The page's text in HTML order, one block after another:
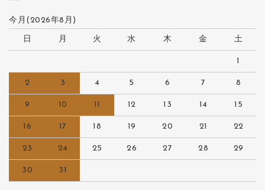
今月(2026年8月)
日 月 火 水 木 金 土
1
2 3 4 5 6 7 8
9 10 11 12 13 14 15
16 17 18 19 20 21 22
23 24 25 26 27 28 29
30 31